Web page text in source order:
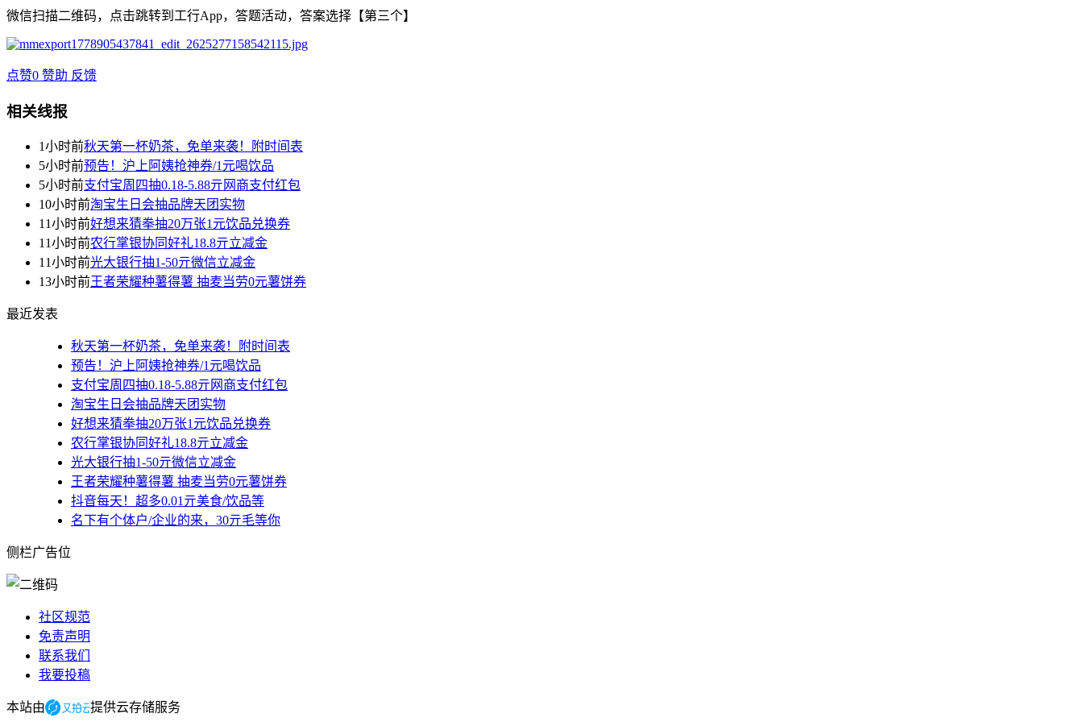
微信扫描二维码，点击跳转到工行App，答题活动，答案选择【第三个】
点赞0 赞助 反馈
相关线报
1小时前秋天第一杯奶茶，免单来袭！附时间表
5小时前预告！沪上阿姨抢神券/1元喝饮品
5小时前支付宝周四抽0.18-5.88亓网商支付红包
10小时前淘宝生日会抽品牌天团实物
11小时前好想来猜拳抽20万张1元饮品兑换券
11小时前农行掌银协同好礼18.8亓立减金
11小时前光大银行抽1-50亓微信立减金
13小时前王者荣耀种薯得薯 抽麦当劳0元薯饼券
最近发表
秋天第一杯奶茶，免单来袭！附时间表
预告！沪上阿姨抢神券/1元喝饮品
支付宝周四抽0.18-5.88亓网商支付红包
淘宝生日会抽品牌天团实物
好想来猜拳抽20万张1元饮品兑换券
农行掌银协同好礼18.8亓立减金
光大银行抽1-50亓微信立减金
王者荣耀种薯得薯 抽麦当劳0元薯饼券
抖音每天！超多0.01亓美食/饮品等
名下有个体户/企业的来，30亓毛等你
侧栏广告位
社区规范
免责声明
联系我们
我要投稿
本站由 提供云存储服务